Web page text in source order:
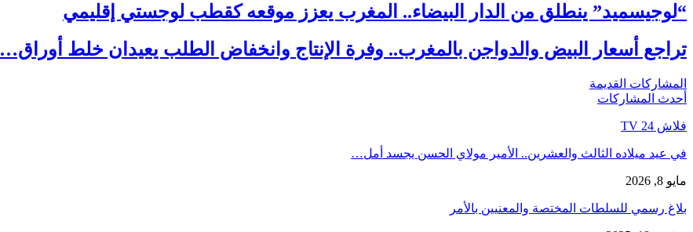
“لوجيسميد” ينطلق من الدار البيضاء.. المغرب يعزز موقعه كقطب لوجستي إقليمي
تراجع أسعار البيض والدواجن بالمغرب.. وفرة الإنتاج وانخفاض الطلب يعيدان خلط أوراق…
المشاركات القديمة
أحدث المشاركات
فلاش 24 TV
في عيد ميلاده الثالث والعشرين.. الأمير مولاي الحسن يجسد أمل…
مايو 8, 2026
بلاغ رسمي للسلطات المختصة والمعنيين بالأمر